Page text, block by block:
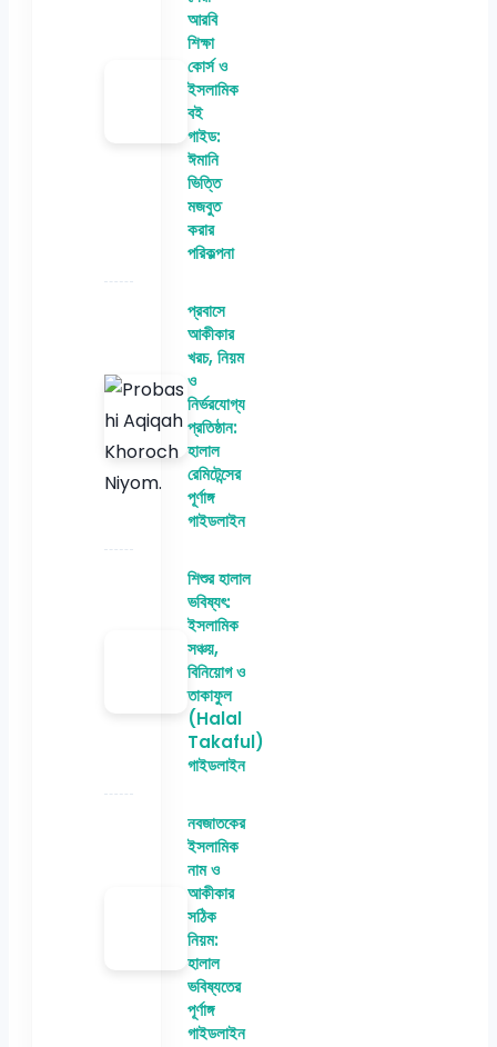
আরবি
শিক্ষা
কোর্স ও
ইসলামিক
বই
গাইড:
ঈমানি
ভিত্তি
মজবুত
করার
পরিকল্পনা
প্রবাসে
আকীকার
খরচ, নিয়ম
ও
নির্ভরযোগ্য
প্রতিষ্ঠান:
হালাল
রেমিটেন্সের
পূর্ণাঙ্গ
গাইডলাইন
শিশুর হালাল
ভবিষ্যৎ:
ইসলামিক
সঞ্চয়,
বিনিয়োগ ও
তাকাফুল
(Halal
Takaful)
গাইডলাইন
নবজাতকের
ইসলামিক
নাম ও
আকীকার
সঠিক
নিয়ম:
হালাল
ভবিষ্যতের
পূর্ণাঙ্গ
গাইডলাইন